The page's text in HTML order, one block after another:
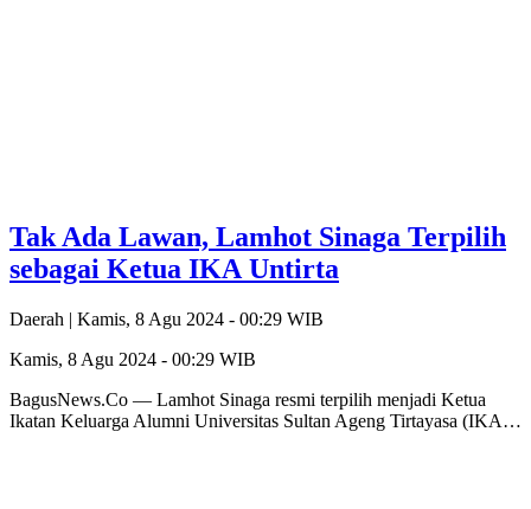
Tak Ada Lawan, Lamhot Sinaga Terpilih
sebagai Ketua IKA Untirta
Daerah | Kamis, 8 Agu 2024 - 00:29 WIB
Kamis, 8 Agu 2024 - 00:29 WIB
BagusNews.Co — Lamhot Sinaga resmi terpilih menjadi Ketua
Ikatan Keluarga Alumni Universitas Sultan Ageng Tirtayasa (IKA…